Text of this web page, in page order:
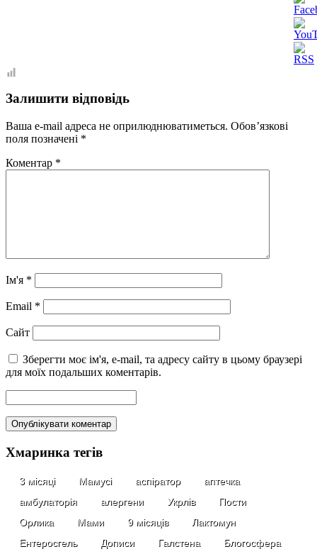
Залишити відповідь
Ваша e-mail адреса не оприлюднюватиметься. Обов’язкові
поля позначені *
Коментар *
Ім'я *
Email *
Сайт
Зберегти моє ім'я, e-mail, та адресу сайту в цьому браузері
для моїх подальших коментарів.
Хмаринка тегів
3 місяці Мамусі аспіратор
аптечка
амбулаторія
алергени Укрлів
Пости
Орлика
Мами 9 місяців
Лактомун
Ентеросгель
Дописи Галстена Блогосфера